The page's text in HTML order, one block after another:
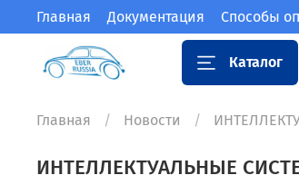
Главная Документация Способы
Каталог
Главная Новости
ИНТЕЛЛЕКТУАЛЬНЫЕ